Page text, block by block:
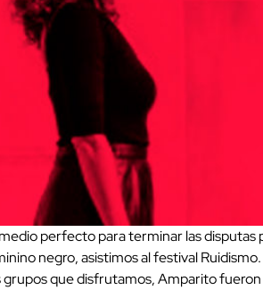
perfecto para terminar las disputas
negro, asistimos al festival
que disfrutamos, Amparito fueron